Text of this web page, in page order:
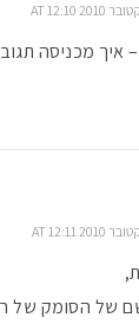
– איך מכניסה
של הסומק של